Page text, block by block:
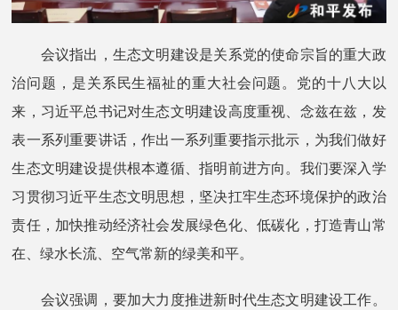
会议指出，生态文明建设是关系党的使命宗旨的重大政
治问题，是关系民生福祉的重大社会问题。党的十八大以
来，习近平总书记对生态文明建设高度重视、念兹在兹，发
表一系列重要讲话，作出一系列重要指示批示，为我们做好
生态文明建设提供根本遵循、指明前进方向。我们要深入学
习贯彻习近平生态文明思想，坚决扛牢生态环境保护的政治
责任，加快推动经济社会发展绿色化、低碳化，打造青山常
在、绿水长流、空气常新的绿美和平。
会议强调，要加大力度推进新时代生态文明建设工作。